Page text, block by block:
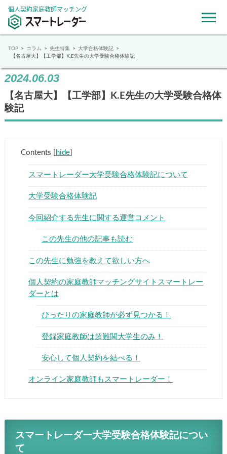
個人契約家庭教師マッチング
▶
TOP コラム 先生特集
大学合格体験記
【名古屋大】【工学部】K.E先生の大学受験合格体験記
2024.06.03
【名古屋大】【工学部】K.E先生の大学受験合格体
験記
Contents hide]
スマートレーダー大学受験合格体験記について
大学受験合格体験記
今回紹介する先生に関する運営コメント
この先生の他の記事も読む
この先生に勉強を教えて欲しい方へ
個人契約の家庭教師マッチングサイトスマートレー
ダーとは
ぴったりの家庭教師が必ず見つかる！
登録家庭教師は超難関大学生のみ！
安心して個人契約を結べる！
オンライン家庭教師もスマートレーダー！
スマートレーダー大学受験合格体験記につい
て